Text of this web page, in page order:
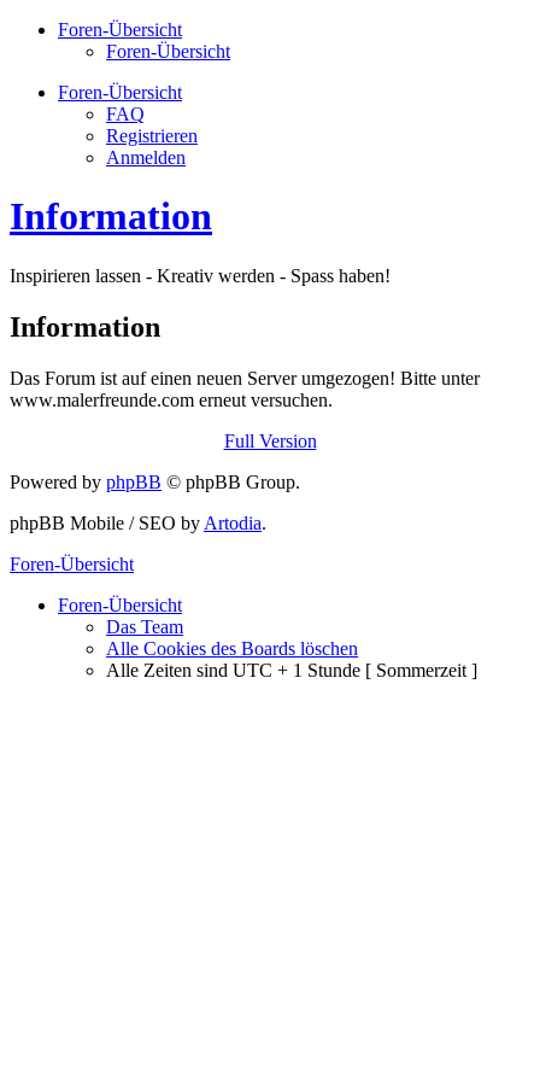
Foren-Übersicht
Foren-Übersicht
Foren-Übersicht
FAQ
Registrieren
Anmelden
Information
Inspirieren lassen - Kreativ werden - Spass haben!
Information
Das Forum ist auf einen neuen Server umgezogen! Bitte unter
www.malerfreunde.com erneut versuchen.
Full Version
Powered by phpBB © phpBB Group.
phpBB Mobile / SEO by Artodia.
Foren-Übersicht
Foren-Übersicht
Das Team
Alle Cookies des Boards löschen
Alle Zeiten sind UTC + 1 Stunde [ Sommerzeit ]